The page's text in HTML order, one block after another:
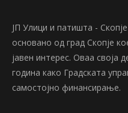
ЈП Улици и патишта -
основано од град Скопје
јавен интерес. Оваа своја
година како Градската
самостојно финансирање.